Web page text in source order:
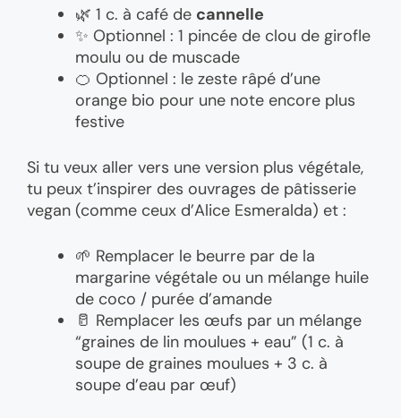
🌿 1 c. à café de cannelle
✨ Optionnel : 1 pincée de clou de girofle
moulu ou de muscade
🍊 Optionnel : le zeste râpé d’une
orange bio pour une note encore plus
festive
Si tu veux aller vers une version plus végétale,
tu peux t’inspirer des ouvrages de pâtisserie
vegan (comme ceux d’Alice Esmeralda) et :
🌱 Remplacer le beurre par de la
margarine végétale ou un mélange huile
de coco / purée d’amande
🥛 Remplacer les œufs par un mélange
“graines de lin moulues + eau” (1 c. à
soupe de graines moulues + 3 c. à
soupe d’eau par œuf)